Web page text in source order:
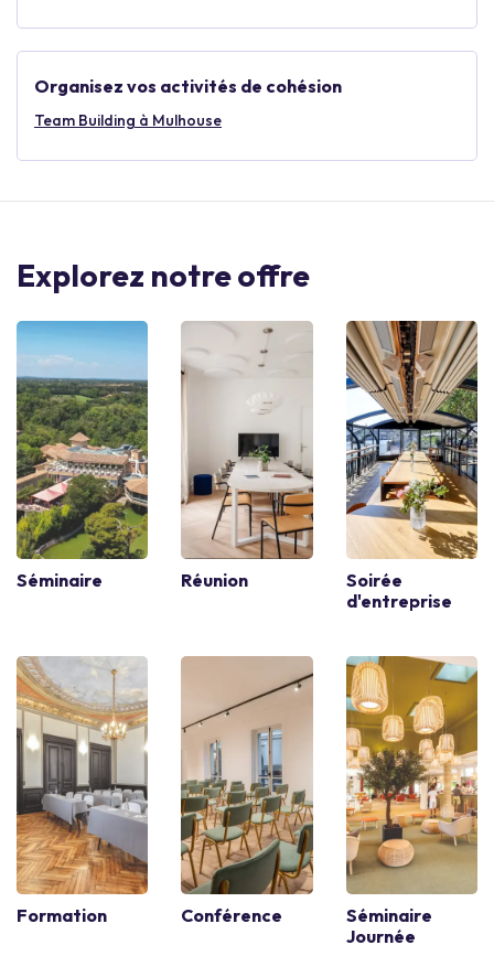
Organisez vos activités de cohésion
Team Building à Mulhouse
Explorez notre offre
Séminaire Réunion
Soirée
d'entreprise
Formation Conférence
Séminaire
Journée